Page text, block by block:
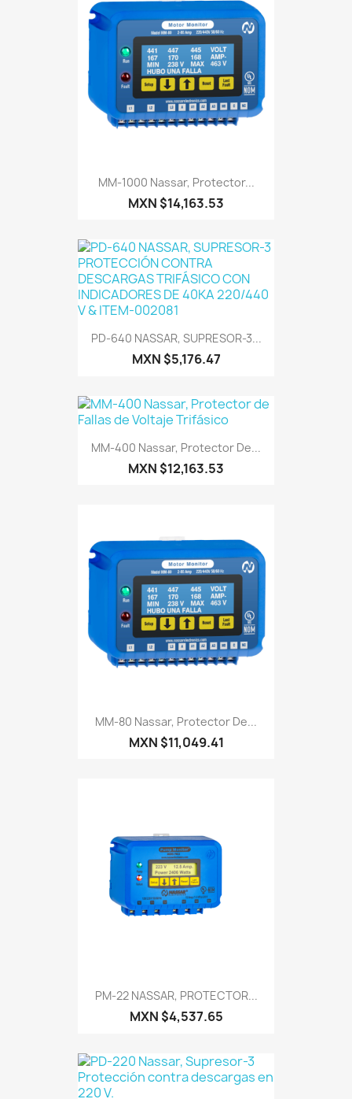
MM-1000 Nassar, Protector...
MXN $14,163.53
PD-640 NASSAR, SUPRESOR-3...
MXN $5,176.47
MM-400 Nassar, Protector De...
MXN $12,163.53
MM-80 Nassar, Protector De...
MXN $11,049.41
PM-22 NASSAR, PROTECTOR...
MXN $4,537.65